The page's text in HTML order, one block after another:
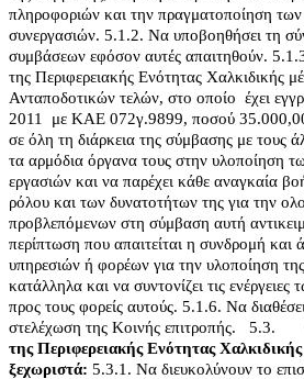
πληροφοριών και την πραγματοποίηση
συνεργασιών. 5.1.2. Να υποβοηθήσει τη
συμβάσεων εφόσον αυτές απαιτηθούν.
της Περιφερειακής Ενότητας Χαλκιδικής
Ανταποδοτικών τελών, στο οποίο έχει
2011
με ΚΑΕ 072γ.9899, ποσού
σε όλη τη διάρκεια της σύμβασης με τους
τα αρμόδια όργανα τους στην υλοποίηση
εργασιών και να παρέχει κάθε αναγκαία
ρόλου και των δυνατοτήτων της για την
προβλεπόμενων στη σύμβαση αυτή
περίπτωση που απαιτείται η συνδρομή και
υπηρεσιών ή φορέων για την υλοποίηση
κατάλληλα και να συντονίζει τις
προς τους φορείς αυτούς. 5.1.6. Να
στελέχωση της Κοινής επιτροπής.
5.3.
της Περιφερειακής Ενότητας
ξεχωριστά: 5.3.1. Να διευκολύνουν το